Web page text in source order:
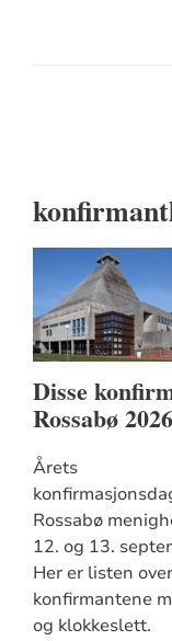
Disse
Rossabø 2026
Årets
Rossabø
12. og 13.
Her er listen over
konfirmantene
og klokkeslett.